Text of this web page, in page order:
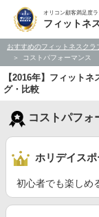
オリコン顧客満足度
フィットネ
おすすめのフィットネスク
コストパフォーマンス
【2016年】フィット
グ・比較
コストパフォ
ホリデイス
初心者でも楽しめ